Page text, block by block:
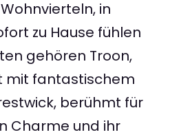
in
zu Hause fühlen
gehören Troon,
mit fantastischem
berühmt für
Charme und ihr